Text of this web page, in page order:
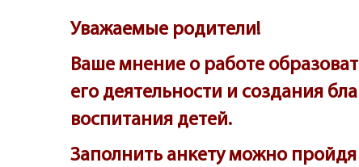
Уважаемые родители!
Ваше мнение о работе
его деятельности и создания
воспитания детей.
Заполнить анкету можно пройдя